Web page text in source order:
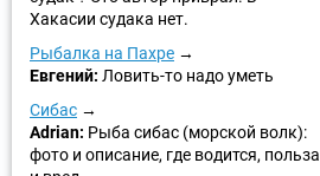
Хакасии судака нет.
Рыбалка на Пахре
Евгений: Ловить-то надо уметь
Сибас
Adrian: Рыба сибас (морской волк):
фото и описание, где водится, польза